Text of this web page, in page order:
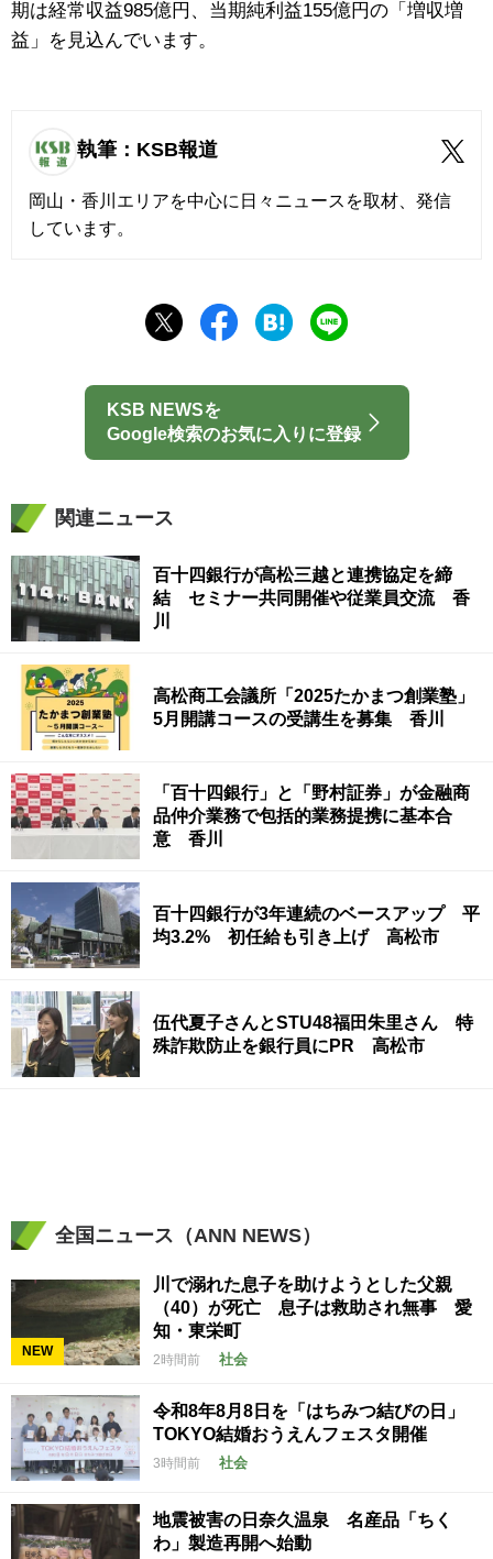
期は経常収益985億円、当期純利益155億円の「増収増
益」を見込んでいます。
執筆：KSB報道
岡山・香川エリアを中心に日々ニュースを取材、発信
しています。
KSB NEWSを
Google検索のお気に入りに登録
関連ニュース
百十四銀行が高松三越と連携協定を締
結 セミナー共同開催や従業員交流 香
川
高松商工会議所「2025たかまつ創業塾」
5月開講コースの受講生を募集 香川
「百十四銀行」と「野村証券」が金融商
品仲介業務で包括的業務提携に基本合
意 香川
百十四銀行が3年連続のベースアップ 平
均3.2% 初任給も引き上げ 高松市
伍代夏子さんとSTU48福田朱里さん 特
殊詐欺防止を銀行員にPR 高松市
全国ニュース（ANN NEWS）
NEW
川で溺れた息子を助けようとした父親
（40）が死亡 息子は救助され無事 愛
知・東栄町
2時間前 社会
令和8年8月8日を「はちみつ結びの日」
TOKYO結婚おうえんフェスタ開催
3時間前 社会
地震被害の日奈久温泉 名産品「ちく
わ」製造再開へ始動